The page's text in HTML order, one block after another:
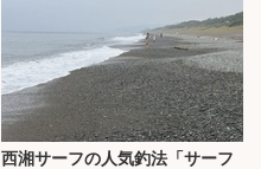
西湘サーフの人気釣法「サーフ